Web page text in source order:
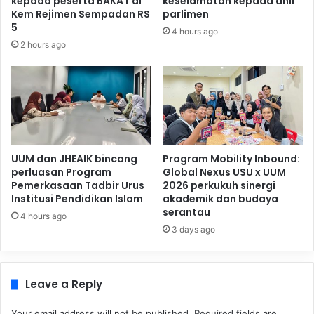
Kem Rejimen Sempadan RS
5
2 hours ago
parlimen
4 hours ago
UUM dan JHEAIK bincang
perluasan Program
Pemerkasaan Tadbir Urus
Institusi Pendidikan Islam
4 hours ago
Program Mobility Inbound:
Global Nexus USU x UUM
2026 perkukuh sinergi
akademik dan budaya
serantau
3 days ago
Leave a Reply